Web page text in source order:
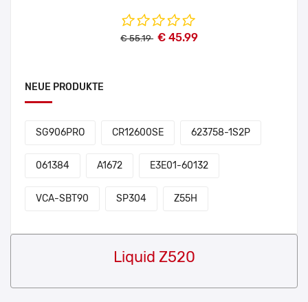
€ 55.19 € 45.99
NEUE PRODUKTE
SG906PRO CR12600SE 623758-1S2P
061384 A1672 E3E01-60132
VCA-SBT90 SP304 Z55H
Liquid Z520